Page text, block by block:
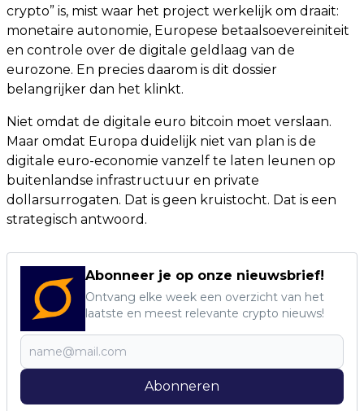
crypto” is, mist waar het project werkelijk om draait:
monetaire autonomie, Europese betaalsoevereiniteit
en controle over de digitale geldlaag van de
eurozone. En precies daarom is dit dossier
belangrijker dan het klinkt.
Niet omdat de digitale euro bitcoin moet verslaan.
Maar omdat Europa duidelijk niet van plan is de
digitale euro-economie vanzelf te laten leunen op
buitenlandse infrastructuur en private
dollarsurrogaten. Dat is geen kruistocht. Dat is een
strategisch antwoord.
Abonneer je op onze nieuwsbrief!
Ontvang elke week een overzicht van het
laatste en meest relevante crypto nieuws!
Abonneren